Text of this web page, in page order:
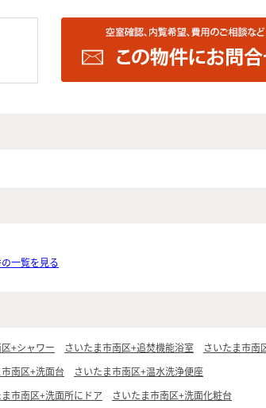
一覧を見る
+シャワー さいたま市南区+追焚機能浴室
さいたま市南
南区+洗面台
さいたま市南区+温水洗浄便座
ま市南区+洗面所にドア さいたま市南区+洗面化粧台